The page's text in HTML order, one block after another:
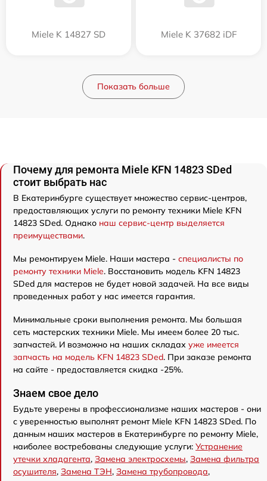
Miele K 14827 SD Miele K 37682 iDF
Показать больше
Почему для ремонта Miele KFN 14823 SDed
стоит выбрать нас
В Екатеринбурге существует множество сервис-центров,
предоставляющих услуги по ремонту техники Miele KFN
14823 SDed. Однако наш сервис-центр выделяется
преимуществами.
Мы ремонтируем Miele. Наши мастера - специалисты по
ремонту техники Miele. Восстановить модель KFN 14823
SDed для мастеров не будет новой задачей. На все виды
проведенных работ у нас имеется гарантия.
Минимальные сроки выполнения ремонта. Мы большая
сеть мастерских техники Miele. Мы имеем более 20 тыс.
запчастей. И возможно на наших складах уже имеется
запчасть на модель KFN 14823 SDed. При заказе ремонта
на сайте - предоставляется скидка -25%.
Знаем свое дело
Будьте уверены в профессионализме наших мастеров - они
с уверенностью выполнят ремонт Miele KFN 14823 SDed. По
данным наших мастеров в Екатеринбурге по ремонту Miele,
наиболее востребованы следующие услуги: Устранение
утечки хладагента, Замена электросхемы, Замена фильтра
осушителя, Замена ТЭН, Замена трубопровода,